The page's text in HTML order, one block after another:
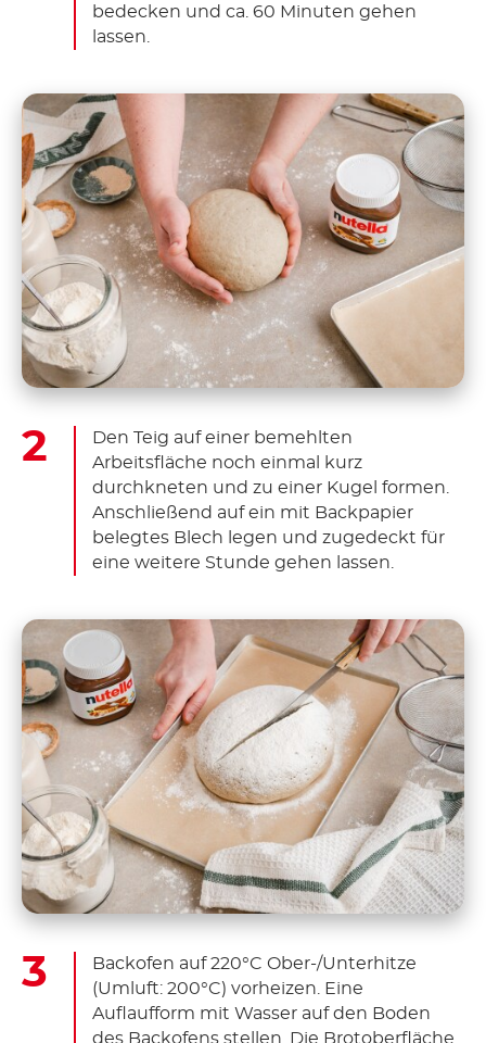
bedecken und ca. 60 Minuten gehen
lassen.
Den Teig auf einer bemehlten
Arbeitsfläche noch einmal kurz
durchkneten und zu einer Kugel formen.
Anschließend auf ein mit Backpapier
belegtes Blech legen und zugedeckt für
eine weitere Stunde gehen lassen.
Backofen auf 220°C Ober-/Unterhitze
(Umluft: 200°C) vorheizen. Eine
Auflaufform mit Wasser auf den Boden
des Backofens stellen. Die Brotoberfläche